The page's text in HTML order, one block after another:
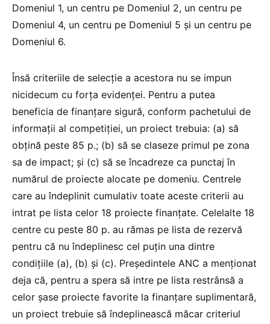
Domeniul 1, un centru pe Domeniul 2, un centru pe
Domeniul 4, un centru pe Domeniul 5 și un centru pe
Domeniul 6.
Însă criteriile de selecție a acestora nu se impun
nicidecum cu forța evidenței. Pentru a putea
beneficia de finanțare sigură, conform pachetului de
informații al competiției, un proiect trebuia: (a) să
obțină peste 85 p.; (b) să se claseze primul pe zona
sa de impact; și (c) să se încadreze ca punctaj în
numărul de proiecte alocate pe domeniu. Centrele
care au îndeplinit cumulativ toate aceste criterii au
intrat pe lista celor 18 proiecte finanțate. Celelalte 18
centre cu peste 80 p. au rămas pe lista de rezervă
pentru că nu îndeplinesc cel puțin una dintre
condițiile (a), (b) și (c). Președintele ANC a menționat
deja că, pentru a spera să intre pe lista restrânsă a
celor șase proiecte favorite la finanțare suplimentară,
un proiect trebuie să îndeplinească măcar criteriul